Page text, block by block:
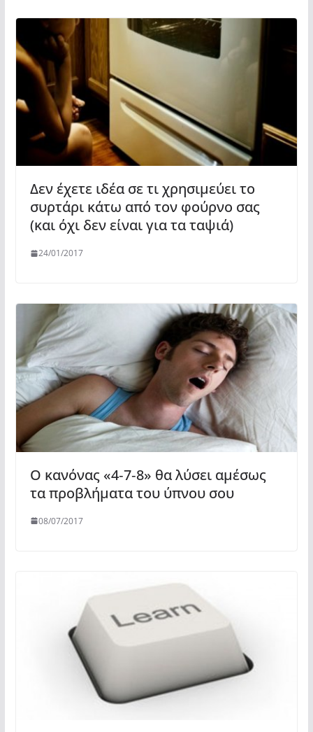
Δεν έχετε ιδέα σε τι χρησιμεύει το
συρτάρι κάτω από τον φούρνο σας
(και όχι δεν είναι για τα ταψιά)
24/01/2017
Ο κανόνας «4‑7‑8» θα λύσει αμέσως
τα προβλήματα του ύπνου σου
08/07/2017